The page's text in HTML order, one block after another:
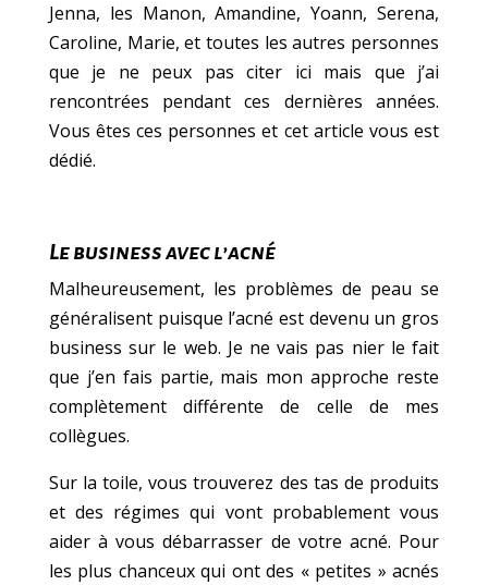
Jenna, les Manon, Amandine, Yoann, Serena,
Caroline, Marie, et toutes les autres personnes
que je ne peux pas citer ici mais que j’ai
rencontrées pendant ces dernières années.
Vous êtes ces personnes et cet article vous est
dédié.
Le business avec l’acné
Malheureusement, les problèmes de peau se
généralisent puisque l’acné est devenu un gros
business sur le web. Je ne vais pas nier le fait
que j’en fais partie, mais mon approche reste
complètement différente de celle de mes
collègues.
Sur la toile, vous trouverez des tas de produits
et des régimes qui vont probablement vous
aider à vous débarrasser de votre acné. Pour
les plus chanceux qui ont des « petites » acnés